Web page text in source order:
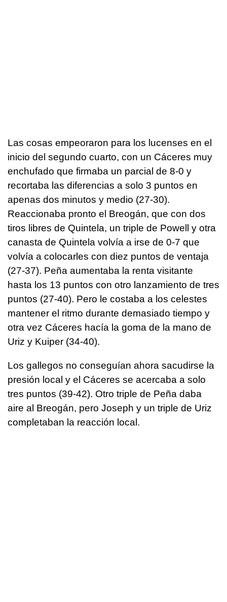
Las cosas empeoraron para los lucenses en el
inicio del segundo cuarto, con un Cáceres muy
enchufado que firmaba un parcial de 8-0 y
recortaba las diferencias a solo 3 puntos en
apenas dos minutos y medio (27-30).
Reaccionaba pronto el Breogán, que con dos
tiros libres de Quintela, un triple de Powell y otra
canasta de Quintela volvía a irse de 0-7 que
volvía a colocarles con diez puntos de ventaja
(27-37). Peña aumentaba la renta visitante
hasta los 13 puntos con otro lanzamiento de tres
puntos (27-40). Pero le costaba a los celestes
mantener el ritmo durante demasiado tiempo y
otra vez Cáceres hacía la goma de la mano de
Uriz y Kuiper (34-40).
Los gallegos no conseguían ahora sacudirse la
presión local y el Cáceres se acercaba a solo
tres puntos (39-42). Otro triple de Peña daba
aire al Breogán, pero Joseph y un triple de Uriz
completaban la reacción local.